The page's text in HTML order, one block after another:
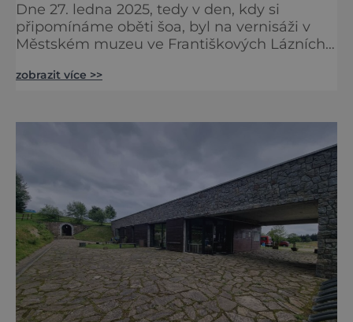
Dne 27. ledna 2025, tedy v den, kdy si
připomínáme oběti šoa, byl na vernisáži v
Městském muzeu ve Františkových Lázních
nacisty zničena v roce 1938. Do lázeňského
některé události spojené s touto významnou
zobrazit více >>